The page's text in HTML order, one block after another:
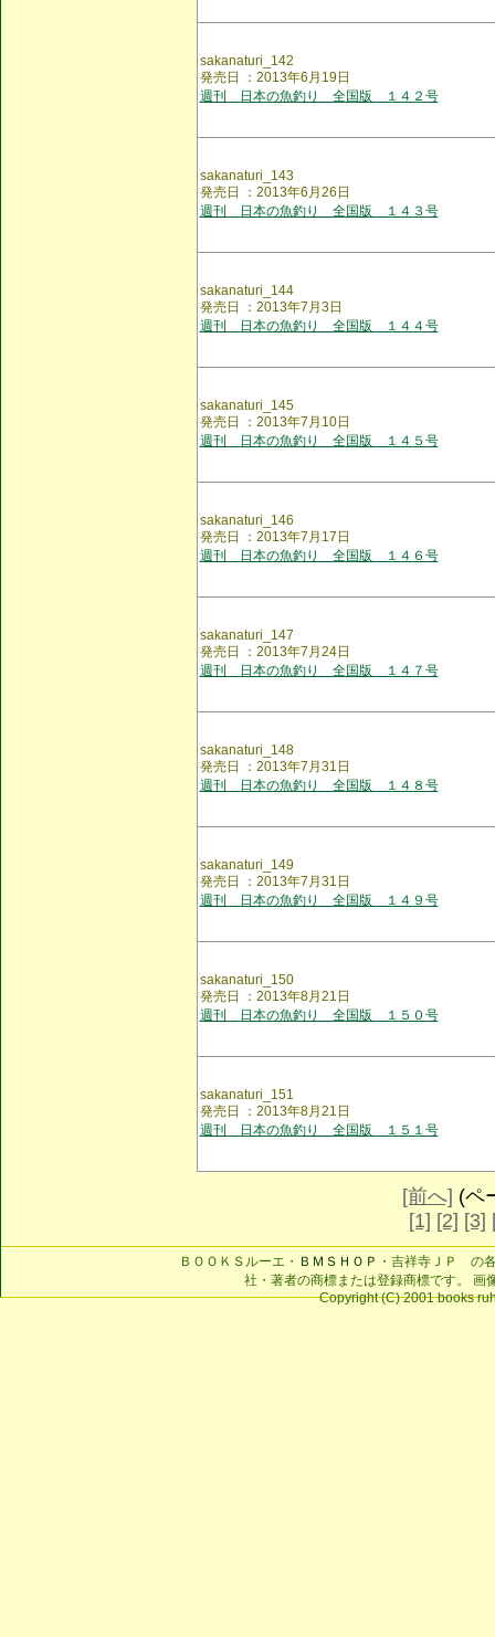
sakanaturi_142
発売日 ：2013年6月19日
週刊 日本の魚釣り 全国版 １４２号
sakanaturi_143
発売日 ：2013年6月26日
週刊 日本の魚釣り 全国版 １４３号
sakanaturi_144
発売日 ：2013年7月3日
週刊 日本の魚釣り 全国版 １４４号
sakanaturi_145
発売日 ：2013年7月10日
週刊 日本の魚釣り 全国版 １４５号
sakanaturi_146
発売日 ：2013年7月17日
週刊 日本の魚釣り 全国版 １４６号
sakanaturi_147
発売日 ：2013年7月24日
週刊 日本の魚釣り 全国版 １４７号
sakanaturi_148
発売日 ：2013年7月31日
週刊 日本の魚釣り 全国版 １４８号
sakanaturi_149
発売日 ：2013年7月31日
週刊 日本の魚釣り 全国版 １４９号
sakanaturi_150
発売日 ：2013年8月21日
週刊 日本の魚釣り 全国版 １５０号
sakanaturi_151
発売日 ：2013年8月21日
週刊 日本の魚釣り 全国版 １５１号
[前へ] (ペ
[1] [2] [3]
ＢＯＯＫＳルーエ・ ＢＭＳＨＯＰ ・吉祥寺ＪＰ の
社・著者の商標または登録商標です。 画
Copyright (C) 2001 books